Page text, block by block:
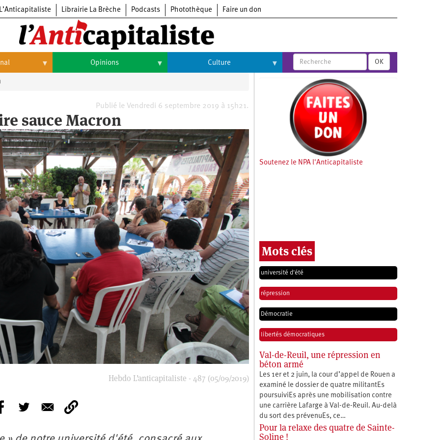
L’Anticapitaliste Librairie La Brèche Podcasts Photothèque Faire un don
Opinions Culture
Arts
Expositions
Livres
Musique
OK
Publié le Vendredi 6 septembre 2019 à 15h21.
sauce Macron
Hebdo L’anticapitaliste - 487 (05/09/2019)
Soutenez le NPA l'Anticapitaliste
Mots clés
université d'été
répression
Démocratie
libertés démocratiques
Val-de-Reuil, une répression en
béton armé
Les 1er et 2 juin, la cour d’appel de Rouen a
examiné le dossier de quatre militantEs
poursuiviEs après une mobilisation contre
une carrière Lafarge à Val-de-Reuil. Au-delà
du sort des prévenuEs, ce…
Pour la relaxe des quatre de Sainte-
Soline !